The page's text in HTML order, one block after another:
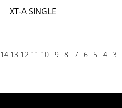
XT-A SINGLE
3
4
5
6
7
8
9
10
11
12
13
14